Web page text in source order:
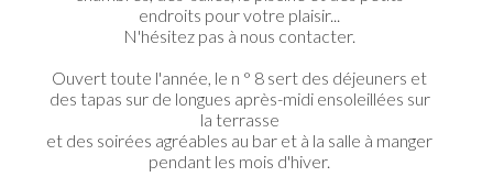
endroits pour votre plaisir...
N'hésitez pas à nous contacter.
Ouvert toute l'année, le n ° 8 sert des déjeuners et
des tapas sur de longues après-midi ensoleillées sur
la terrasse
​et des soirées agréables au bar et à la salle à manger
pendant les mois d'hiver.